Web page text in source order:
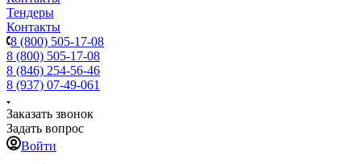
Тендеры
Контакты
8 (800) 505-17-08
8 (800) 505-17-08
8 (846) 254-56-46
8 (937) 07-49-061
Заказать звонок
Задать вопрос
Войти